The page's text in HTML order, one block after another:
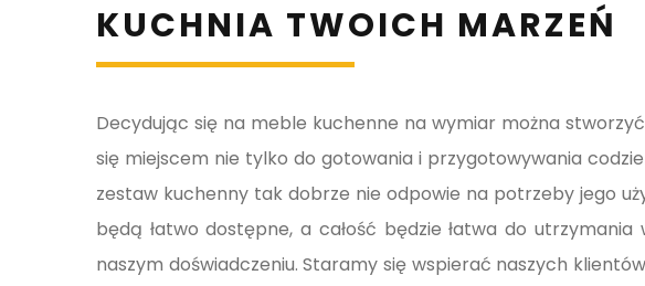
KUCHNIA TWOICH MARZEŃ
Decydując się na meble kuchenne na wymiar można
się miejscem nie tylko do gotowania i przygotowywania
zestaw kuchenny tak dobrze nie odpowie na potrzeby jego
będą łatwo dostępne, a całość będzie łatwa do
naszym doświadczeniu. Staramy się wspierać naszych